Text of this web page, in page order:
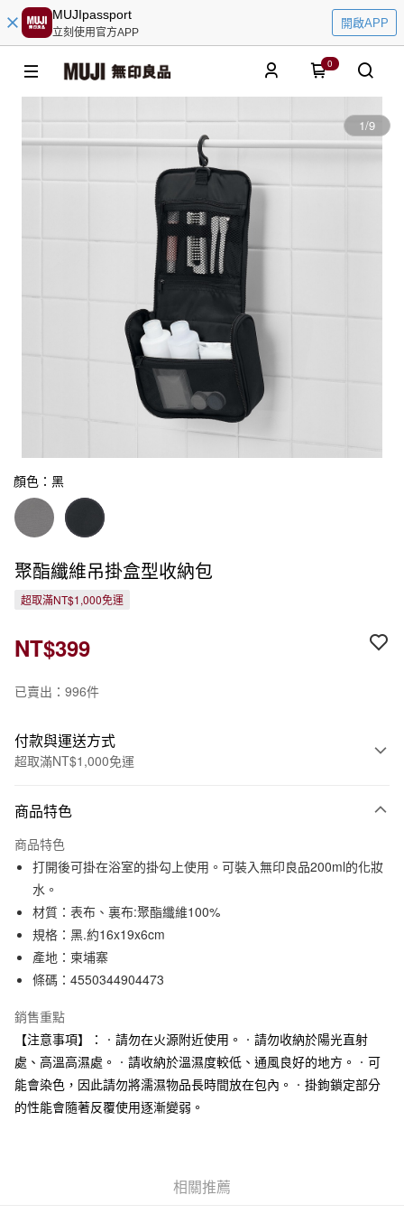
MUJIpassport
立刻使用官方APP
開啟APP
0
1/9
顏色：黑
聚酯纖維吊掛盒型收納包
超取滿NT$1,000免運
NT$399
已賣出：996件
付款與運送方式
超取滿NT$1,000免運
信用卡一次付款
信用卡分期付款
3 期 0 利率 每期
合作金庫商業銀行
第一商業銀行
華南商業銀行
上海商業儲蓄銀行
臺灣中小企業銀行
匯豐（台灣）商業銀行
聯邦商業銀行
元大商業銀行
永豐商業銀行
玉山商業銀行
星展（台灣）商業銀行
台新國際商業銀行
中國信託商業銀行
台灣樂天信用卡公司
超商取貨付款
LINE Pay
Apple Pay
街口支付
悠遊付
運送方式
商品特色
商品特色
打開後可掛在浴室的掛勾上使用。可裝入無印良品200ml的化妝
水。
材質：表布、裏布:聚酯纖維100%
規格：黑.約16x19x6cm
產地：柬埔寨
條碼：4550344904473
銷售重點
【注意事項】：‧請勿在火源附近使用。‧請勿收納於陽光直射
處、高溫高濕處。‧請收納於溫濕度較低、通風良好的地方。‧可
能會染色，因此請勿將濡濕物品長時間放在包內。‧掛鉤鎖定部分
的性能會隨著反覆使用逐漸變弱。
相關推薦